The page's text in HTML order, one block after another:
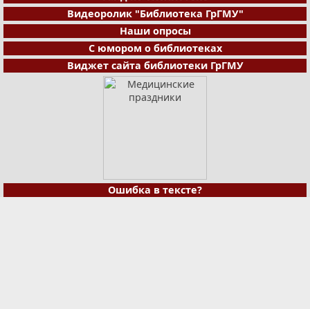
Видеоролик "Библиотека ГрГМУ"
Наши опросы
С юмором о библиотеках
Виджет сайта библиотеки ГрГМУ
Ошибка в тексте?